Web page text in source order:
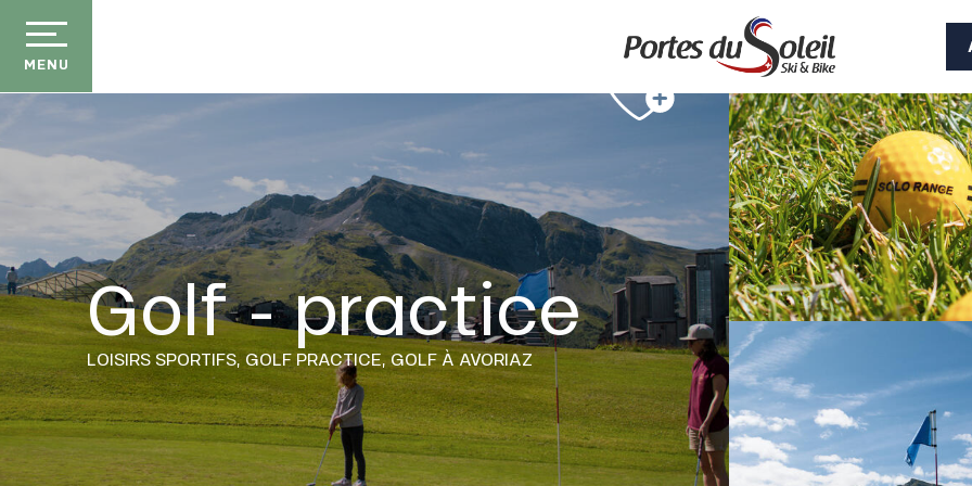
contenu
principal
MENU
Golf - practice
LOISIRS SPORTIFS,GOLF PRACTICE, GOLF À AVORIAZ